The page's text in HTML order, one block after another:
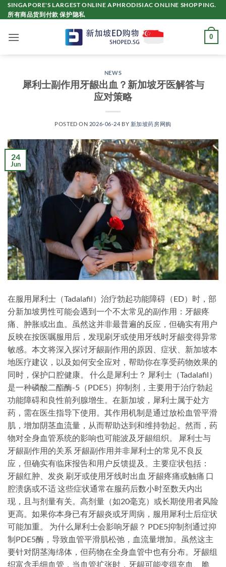
Skip
to
SINGAPORE'S LARGEST ONLINE APHRODISIAC ONLINE SHOPPING.
所有商品货到付款 保护隐私
0
NEWS
犀利士副作用牙龈出血？新加坡牙医解答与
应对策略
POSTED ON 2026-06-24 BY 新加坡药房网购
24
Jun
在服用犀利士（Tadalafil）治疗勃起功能障碍（ED）时，部
分新加坡男性可能会遇到一个不太常见的副作用：牙龈疼
痛、肿胀或出血。虽然这并非最普遍的反应，但确实有用户
反映在按医嘱服用后，发现刷牙或使用牙线时牙龈变得异常
敏感。本文将深入探讨牙龈副作用的原因、症状、新加坡本
地医疗建议，以及如何安全应对，帮助你在享受药物效果的
同时，保护口腔健康。 什么是犀利士？ 犀利士（Tadalafil）
是一种磷酸二酯酶-5（PDE5）抑制剂，主要用于治疗勃起
功能障碍和良性前列腺增生。在新加坡，犀利士属于处方
药，需在医生指导下使用。其作用机制是通过放松血管平滑
肌，增加阴茎血流量，从而帮助达到和维持勃起。然而，药
物对全身血管系统的影响也可能波及牙龈组织。 犀利士与
牙龈副作用的关系 牙龈副作用并非犀利士的常见不良反
应，但确实有临床报告和用户反馈提及。主要症状包括：
牙龈红肿、发炎 刷牙或使用牙线时出血 牙龈疼痛或触痛 口
腔溃疡或不适 这些症状通常在服药后数小时至数天内出
现，且与剂量有关。高剂量（如20毫克）或长期使用者风险
更高。如果你本身已有牙龈炎或牙周病，服用犀利士后症状
可能加重。 为什么犀利士会影响牙龈？ PDE5抑制剂通过抑
制PDE5酶，导致血管平滑肌松弛，血流量增加。虽然这主
要针对阴茎海绵体，但药物在全身血管中也有分布。牙龈组
织富含毛细血管，当血管扩张时，牙龈可能变得充血、脆